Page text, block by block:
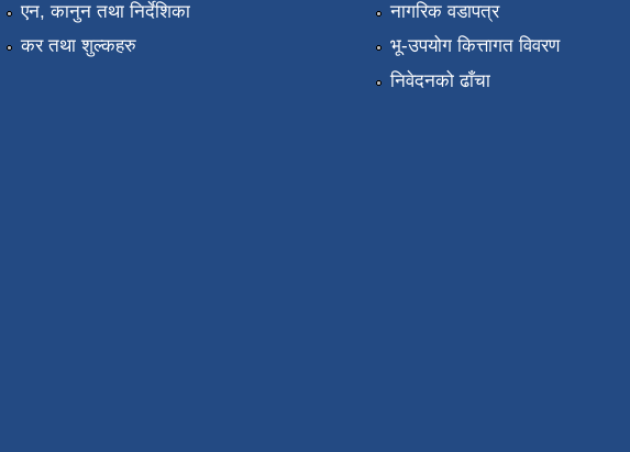
एन, कानुन तथा निर्देशिका
कर तथा शुल्कहरु
नागरिक वडापत्र
भू-उपयोग कित्तागत विवरण
निवेदनको ढाँचा